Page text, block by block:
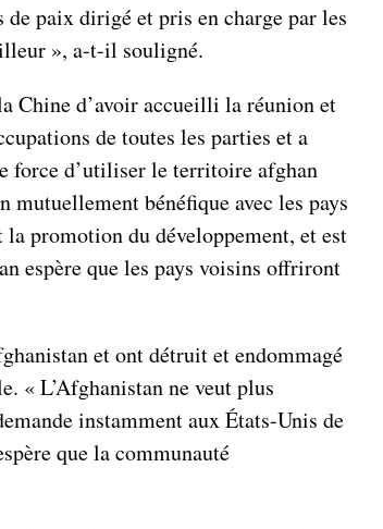
paix dirigé et pris en charge par les
», a-t-il souligné.
Chine d’avoir accueilli la réunion et
de toutes les parties et a
force d’utiliser le territoire afghan
mutuellement bénéfique avec les pays
promotion du développement, et est
espère que les pays voisins offriront
et ont détruit et endommagé
« L’Afghanistan ne veut plus
instamment aux États-Unis de
que la communauté